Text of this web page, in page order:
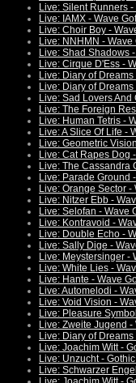
Live: Silent Runners
Live: IAMX - Wave
Live: Choir Boy -
Live: NNHMN -
Live: Shad Shadows
Live: Cirque D'Ess -
Live: Diary of
Live: Diary of
Live: Sad Lovers
Live: The Foreign
Live: Human Tetris -
Live: A Slice Of Life -
Live: Geometric
Live: Cat Rapes Dog
Live: The Cassandra
Live: Parade Ground
Live: Orange Sector
Live: Nitzer Ebb -
Live: Selofan - Wave
Live: Kontravoid -
Live: Double Echo -
Live: Sally Dige -
Live: Meystersinger -
Live: White Lies -
Live: Hante - Wave
Live: Automelodi -
Live: Void Vision -
Live: Pleasure
Live: Zweite Jugend
Live: Diary of
Live: Joachim Witt -
Live: Unzucht -
Live: Schwarzer